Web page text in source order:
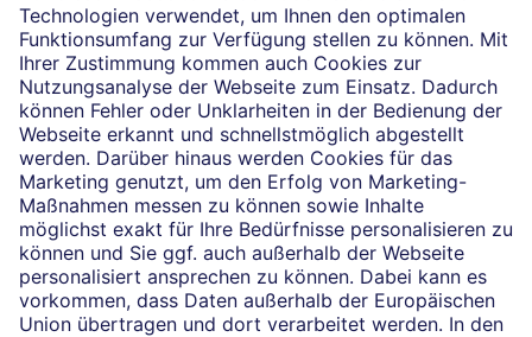
Die selbstständigen Finanzberater:innen beraten in
Finanzgeschäften, die sie für die Deutsche Bank AG
vermitteln dürfen. Das Einverständnis zu den dabei
vermittelten Verträgen sowie in diesem
Zusammenhang erforderliche Erklärungen werden
stets rechtsverbindlich nur durch die Deutsche Bank
AG oder durch die mit ihr kooperierenden
Produktpartner gegeben.
Impressum
Rechtliche Hinweise